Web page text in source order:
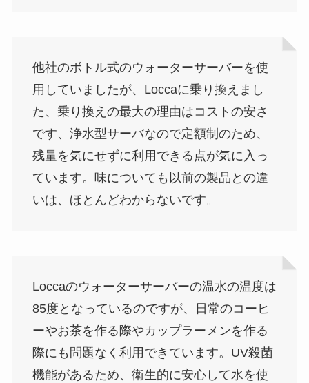
他社のボトル式のウォーターサーバーを使
用していましたが、Loccaに乗り換えまし
た、乗り換えの最大の理由はコストの安さ
です、浄水型サーバなので定額制のため、
残量を気にせずに利用できる点が気に入っ
ています。味についても以前の製品との違
いは、ほとんどわからないです。
Loccaのウォーターサーバーの温水の温度は
85度となっているのですが、日常のコーヒ
ーやお茶を作る際やカップラーメンを作る
際にも問題なく利用できています。UV殺菌
機能があるため、衛生的に安心して水を使